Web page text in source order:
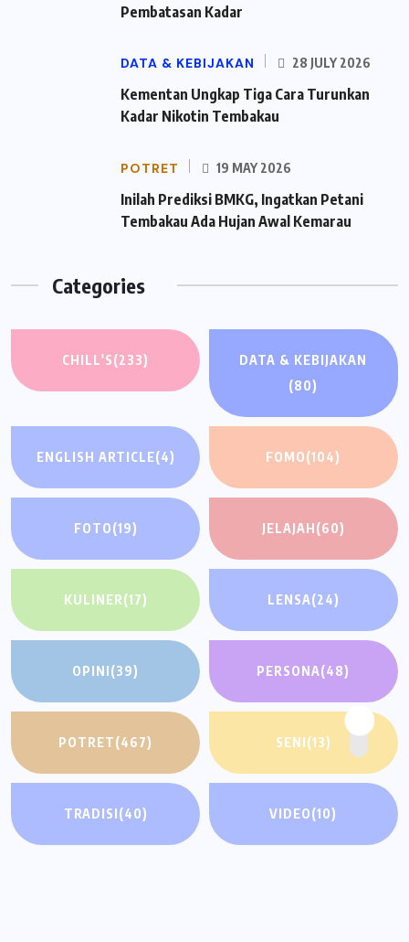
Pembatasan Kadar
DATA & KEBIJAKAN 28 JULY 2026
Kementan Ungkap Tiga Cara Turunkan
Kadar Nikotin Tembakau
POTRET 19 MAY 2026
Inilah Prediksi BMKG, Ingatkan Petani
Tembakau Ada Hujan Awal Kemarau
Categories
CHILL'S(233)
DATA & KEBIJAKAN
(80)
ENGLISH ARTICLE(4) FOMO(104)
FOTO(19) JELAJAH(60)
KULINER(17) LENSA(24)
OPINI(39) PERSONA(48)
POTRET(467) SENI(13)
TRADISI(40) VIDEO(10)